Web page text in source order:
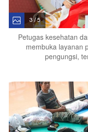
3 / 5
Petugas kesehatan
membuka layanan
pengungsi,